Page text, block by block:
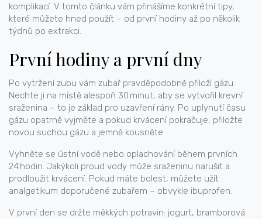
komplikací. V tomto článku vám přinášíme konkrétní tipy,
které můžete hned použít – od první hodiny až po několik
týdnů po extrakci.
První hodiny a první dny
Po vytržení zubu vám zubař pravděpodobně přiloží gázu.
Nechte ji na místě alespoň 30 minut, aby se vytvořil krevní
sraženina – to je základ pro uzavření rány. Po uplynutí času
gázu opatrně vyjměte a pokud krvácení pokračuje, přiložte
novou suchou gázu a jemně kousněte.
Vyhněte se ústní vodě nebo oplachování během prvních
24 hodin. Jakýkoli proud vody může sraženinu narušit a
prodloužit krvácení. Pokud máte bolest, můžete užít
analgetikum doporučené zubařem – obvykle ibuprofen.
V první den se držte měkkých potravin: jogurt, bramborová